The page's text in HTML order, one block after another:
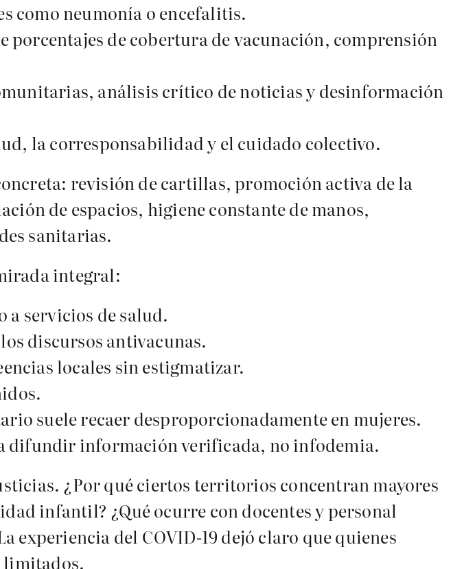
como neumonía o encefalitis.
porcentajes de cobertura de vacunación, comprensión
análisis crítico de noticias y desinformación
la corresponsabilidad y el cuidado colectivo.
revisión de cartillas, promoción activa de la
de espacios, higiene constante de manos,
sanitarias.
integral:
a servicios de salud.
discursos antivacunas.
locales sin estigmatizar.
suele recaer desproporcionadamente en mujeres.
difundir información verificada, no infodemia.
¿Por qué ciertos territorios concentran mayores
infantil? ¿Qué ocurre con docentes y personal
experiencia del COVID-19 dejó claro que quienes
limitados.